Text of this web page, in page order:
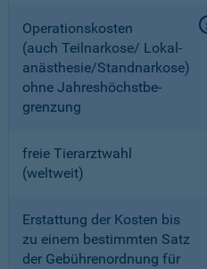
Operationskosten
(auch Teilnarkose/ Lokal­
anästhesie/Standnarkose)
ohne Jahreshöchstbe­
grenzung
freie Tierarztwahl
(weltweit)
Erstattung der Kosten bis
zu einem bestimmten Satz
der Gebührenordnung für